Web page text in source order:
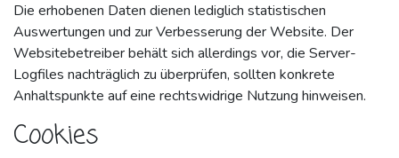
Die erhobenen Daten dienen lediglich statistischen
Auswertungen und zur Verbesserung der Website. Der
Websitebetreiber behält sich allerdings vor, die Server-
Logfiles nachträglich zu überprüfen, sollten konkrete
Anhaltspunkte auf eine rechtswidrige Nutzung hinweisen.
Cookies